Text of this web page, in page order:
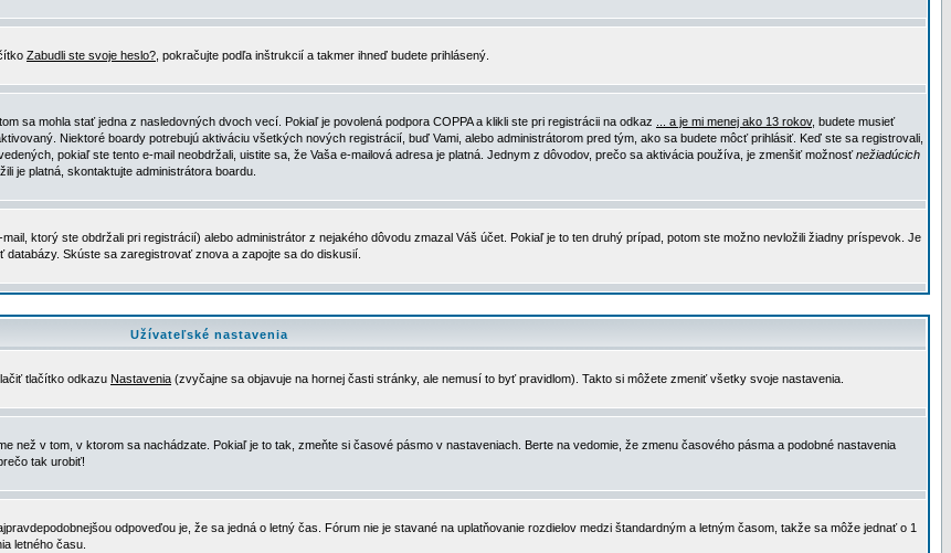
Zabudli ste svoje heslo? , pokračujte podľa inštrukcií a takmer ihneď budete prihlásený.
sa mohla stať jedna z nasledovných dvoch vecí. Pokiaľ je povolená podpora COPPA a klikli ste pri registrácii na odkaz
... a je mi menej ako 13 rokov, budete musieť
Niektoré boardy potrebujú aktiváciu všetkých nových registrácií, buď Vami, alebo administrátorom pred tým, ako sa budete môcť prihlásiť. Keď ste sa registrovali,
pokiaľ ste tento e-mail neobdržali, uistite sa, že Vaša e-mailová adresa je platná. Jednym z dôvodov, prečo sa aktivácia používa, je zmenšiť možnosťnežiadúcich
je platná, skontaktujte administrátora boardu.
ktorý ste obdržali pri registrácií) alebo administrátor z nejakého dôvodu zmazal Váš účet. Pokiaľ je to ten druhý prípad, potom ste možno nevložili žiadny príspevok. Je
Skúste sa zaregistrovať znova a zapojte sa do diskusií.
Užívateľské nastavenia
tlačítko odkazu Nastavenia (zvyčajne sa objavuje na hornej časti stránky, ale nemusí to byť pravidlom). Takto si môžete zmeniť všetky svoje nastavenia.
v tom, v ktorom sa nachádzate. Pokiaľ je to tak, zmeňte si časové pásmo v nastaveniach. Berte na vedomie, že zmenu časového pásma a podobné nastavenia
tak urobiť!
odpoveďou je, že sa jedná o letný čas. Fórum nie je stavané na uplatňovanie rozdielov medzi štandardným a letným časom, takže sa môže jednať o 1
letného času.